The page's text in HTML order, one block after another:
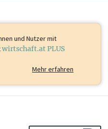
und Nutzer mit
wirtschaft.at PLUS
Mehr erfahren